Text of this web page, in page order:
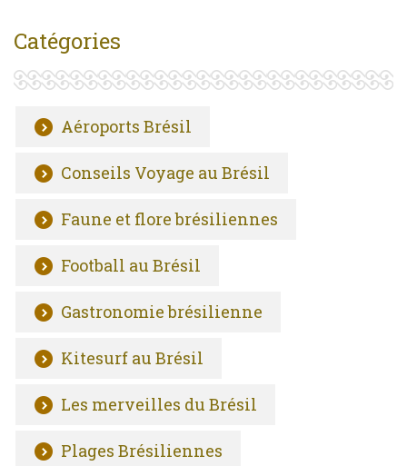
Catégories
Aéroports Brésil
Conseils Voyage au Brésil
Faune et flore brésiliennes
Football au Brésil
Gastronomie brésilienne
Kitesurf au Brésil
Les merveilles du Brésil
Plages Brésiliennes